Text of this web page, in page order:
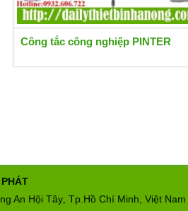
Công tắc công nghiệp PINTER
An Hội Tây, Tp.Hồ Chí Minh, Việt Nam